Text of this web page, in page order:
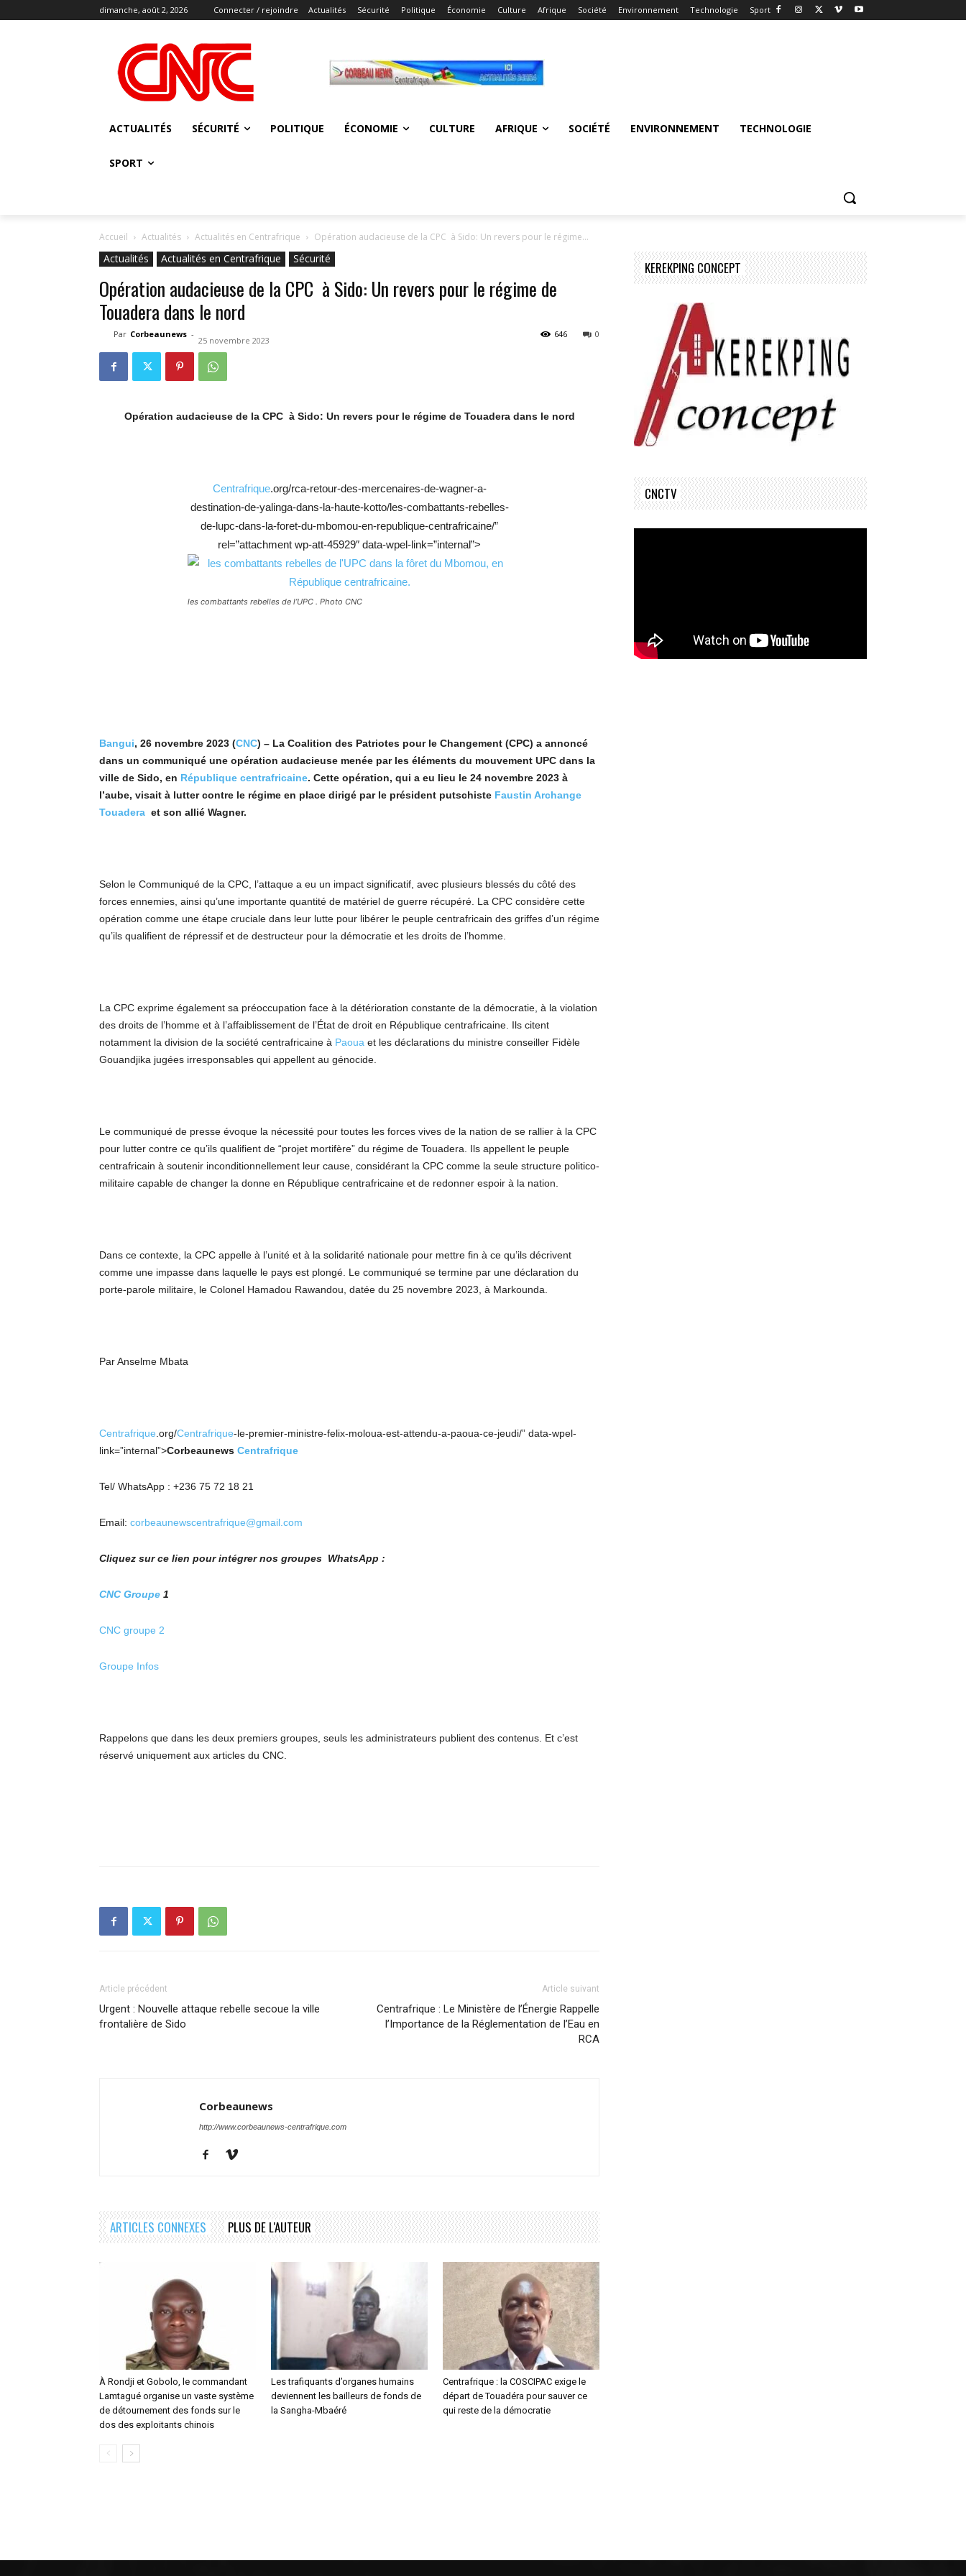
dimanche, août 2, 2026 Connecter / rejoindre Actualités Sécurité Politique Économie Culture Afrique Société Environnement Technologie Sport
ACTUALITÉS SÉCURITÉ POLITIQUE ÉCONOMIE CULTURE AFRIQUE SOCIÉTÉ ENVIRONNEMENT TECHNOLOGIE
SPORT
Accueil Actualités Actualités en Centrafrique Opération audacieuse de la CPC à Sido: Un revers pour le régime...
Actualités Actualités en Centrafrique Sécurité
Opération audacieuse de la CPC à Sido: Un revers pour le régime de
Touadera dans le nord
Par Corbeaunews -
25 novembre 2023
0
646
Opération audacieuse de la CPC à Sido: Un revers pour le régime de Touadera dans le nord
Centrafrique.org/rca-retour-des-mercenaires-de-wagner-a-
destination-de-yalinga-dans-la-haute-kotto/les-combattants-rebelles-
de-lupc-dans-la-foret-du-mbomou-en-republique-centrafricaine/”
rel=”attachment wp-att-45929″ data-wpel-link=”internal”>
les combattants rebelles de l’UPC . Photo CNC
Bangui, 26 novembre 2023 (CNC) – La Coalition des Patriotes pour le Changement (CPC) a annoncé
dans un communiqué une opération audacieuse menée par les éléments du mouvement UPC dans la
ville de Sido, en République centrafricaine. Cette opération, qui a eu lieu le 24 novembre 2023 à
l’aube, visait à lutter contre le régime en place dirigé par le président putschiste Faustin Archange
Touadera et son allié Wagner.
Selon le Communiqué de la CPC, l’attaque a eu un impact significatif, avec plusieurs blessés du côté des
forces ennemies, ainsi qu’une importante quantité de matériel de guerre récupéré. La CPC considère cette
opération comme une étape cruciale dans leur lutte pour libérer le peuple centrafricain des griffes d’un régime
qu’ils qualifient de répressif et de destructeur pour la démocratie et les droits de l’homme.
La CPC exprime également sa préoccupation face à la détérioration constante de la démocratie, à la violation
des droits de l’homme et à l’affaiblissement de l’État de droit en République centrafricaine. Ils citent
notamment la division de la société centrafricaine à Paoua et les déclarations du ministre conseiller Fidèle
Gouandjika jugées irresponsables qui appellent au génocide.
Le communiqué de presse évoque la nécessité pour toutes les forces vives de la nation de se rallier à la CPC
pour lutter contre ce qu’ils qualifient de “projet mortifère” du régime de Touadera. Ils appellent le peuple
centrafricain à soutenir inconditionnellement leur cause, considérant la CPC comme la seule structure politico-
militaire capable de changer la donne en République centrafricaine et de redonner espoir à la nation.
Dans ce contexte, la CPC appelle à l’unité et à la solidarité nationale pour mettre fin à ce qu’ils décrivent
comme une impasse dans laquelle le pays est plongé. Le communiqué se termine par une déclaration du
porte-parole militaire, le Colonel Hamadou Rawandou, datée du 25 novembre 2023, à Markounda.
Par Anselme Mbata
Centrafrique .org/Centrafrique-le-premier-ministre-felix-moloua-est-attendu-a-paoua-ce-jeudi/” data-wpel-
link=”internal”>Corbeaunews Centrafrique
Tel/ WhatsApp : +236 75 72 18 21
Email: corbeaunewscentrafrique@gmail.com
Cliquez sur ce lien pour intégrer nos groupes WhatsApp :
CNC Groupe 1
CNC groupe 2
Groupe Infos
Rappelons que dans les deux premiers groupes, seuls les administrateurs publient des contenus. Et c’est
réservé uniquement aux articles du CNC.
Article précédent
Urgent : Nouvelle attaque rebelle secoue la ville
frontalière de Sido
Article suivant
Centrafrique : Le Ministère de l’Énergie Rappelle
l’Importance de la Réglementation de l’Eau en
RCA
Corbeaunews
http://www.corbeaunews-centrafrique.com
ARTICLES CONNEXES PLUS DE L'AUTEUR
À Rondji et Gobolo, le commandant
Lamtagué organise un vaste système
de détournement des fonds sur le
dos des exploitants chinois
Les trafiquants d’organes humains
deviennent les bailleurs de fonds de
la Sangha-Mbaéré
Centrafrique : la COSCIPAC exige le
départ de Touadéra pour sauver ce
qui reste de la démocratie
KEREKPING CONCEPT
CNCTV